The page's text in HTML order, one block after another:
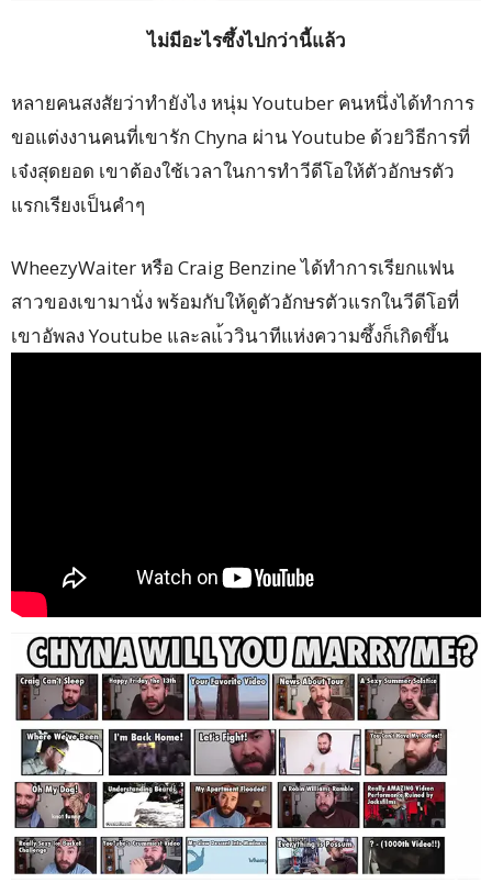
ไม่มีอะไรซึ้งไปกว่านี้แล้ว
หลายคนสงสัยว่าทำยังไง หนุ่ม Youtuber คนหนึ่งได้ทำการ
ขอแต่งงานคนที่เขารัก Chyna ผ่าน Youtube ด้วยวิธีการที่
เจ๋งสุดยอด เขาต้องใช้เวลาในการทำวีดีโอให้ตัวอักษรตัว
แรกเรียงเป็นคำๆ
WheezyWaiter หรือ Craig Benzine ได้ทำการเรียกแฟน
สาวของเขามานั่ง พร้อมกับให้ดูตัวอักษรตัวแรกในวีดีโอที่
เขาอัพลง Youtube และลแ้ววินาทีแห่งความซึ้งก็เกิดขึ้น